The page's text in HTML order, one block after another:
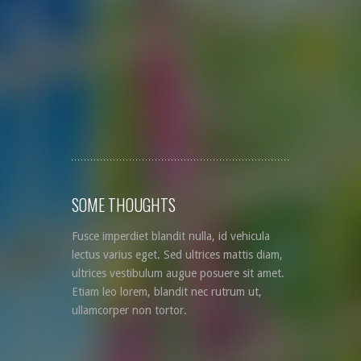
SOME THOUGHTS
Fusce imperdiet blandit nulla, id vehicula
lectus varius eget. Sed ultrices mattis diam,
ultrices vestibulum augue posuere sit amet.
Etiam leo lorem, blandit nec rutrum ut,
ullamcorper non tortor.